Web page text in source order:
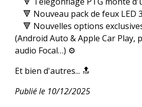
🔻 Nouveau pack de feux LED
🔻 Nouvelles options
(Android Auto & Apple Car Play,
audio Focal…) ⚙️
Et bien d'autres... 🔝
Publié le 10/12/2025